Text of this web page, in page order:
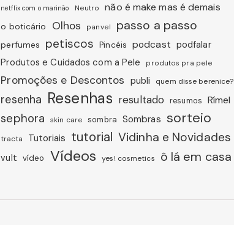
netflix com o marinão Neutro não é make mas é demais
o boticário Olhos panvel passo a passo
perfumes petiscos Pincéis podcast podfalar
Produtos e Cuidados com a Pele
produtos pra pele
Promoções e Descontos publi quem disse berenice?
resenha Resenhas resultado resumos Rímel
sephora skin care sombra Sombras sorteio
tracta Tutoriais tutorial Vidinha e Novidades
vult vídeo Vídeos yes! cosmetics ô lá em casa